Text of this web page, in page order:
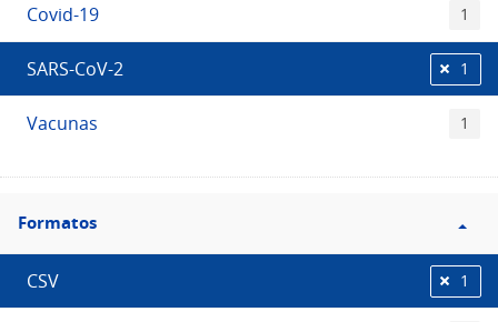
Covid-19 1
SARS-CoV-2 1
Vacunas 1
Filtro
Formatos
Formatos
CSV 1